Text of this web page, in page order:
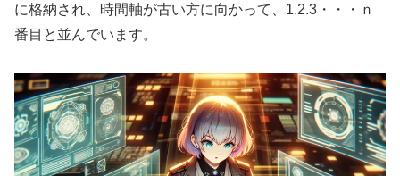
に格納され、時間軸が古い方に向かって、1.2.3・・・ｎ
番目と並んでいます。